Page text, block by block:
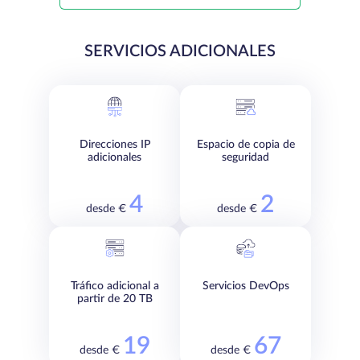
SERVICIOS ADICIONALES
Direcciones IP
adicionales
desde € 4
Espacio de copia de
seguridad
desde € 2
Tráfico adicional a
partir de 20 TB
desde € 19
Servicios DevOps
desde € 67